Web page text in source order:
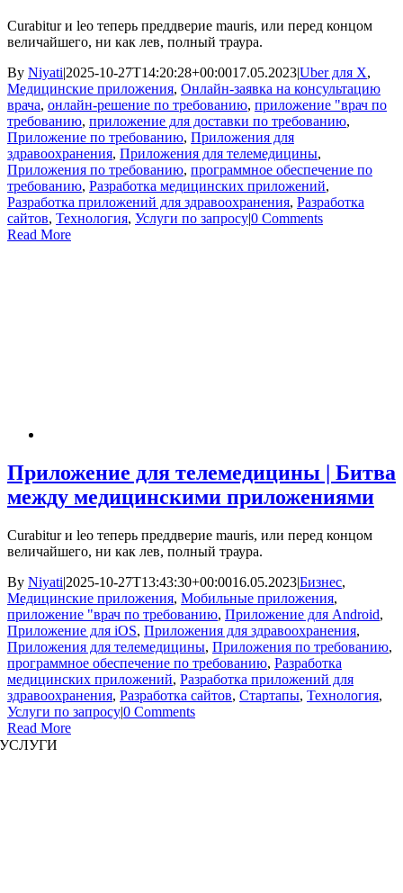
Curabitur и leo теперь преддверие mauris, или перед концом
величайшего, ни как лев, полный траура.
By Niyati|2025-10-27T14:20:28+00:0017.05.2023|Uber для X,
Медицинские приложения, Онлайн-заявка на консультацию
врача, онлайн-решение по требованию, приложение "врач по
требованию, приложение для доставки по требованию,
Приложение по требованию, Приложения для
здравоохранения, Приложения для телемедицины,
Приложения по требованию, программное обеспечение по
требованию, Разработка медицинских приложений,
Разработка приложений для здравоохранения, Разработка
сайтов, Технология, Услуги по запросу|0 Comments
Read More
Приложение для телемедицины | Битва
между медицинскими приложениями
Curabitur и leo теперь преддверие mauris, или перед концом
величайшего, ни как лев, полный траура.
By Niyati|2025-10-27T13:43:30+00:0016.05.2023|Бизнес,
Медицинские приложения, Мобильные приложения,
приложение "врач по требованию, Приложение для Android,
Приложение для iOS, Приложения для здравоохранения,
Приложения для телемедицины, Приложения по требованию,
программное обеспечение по требованию, Разработка
медицинских приложений, Разработка приложений для
здравоохранения, Разработка сайтов, Стартапы, Технология,
Услуги по запросу|0 Comments
Read More
УСЛУГИ